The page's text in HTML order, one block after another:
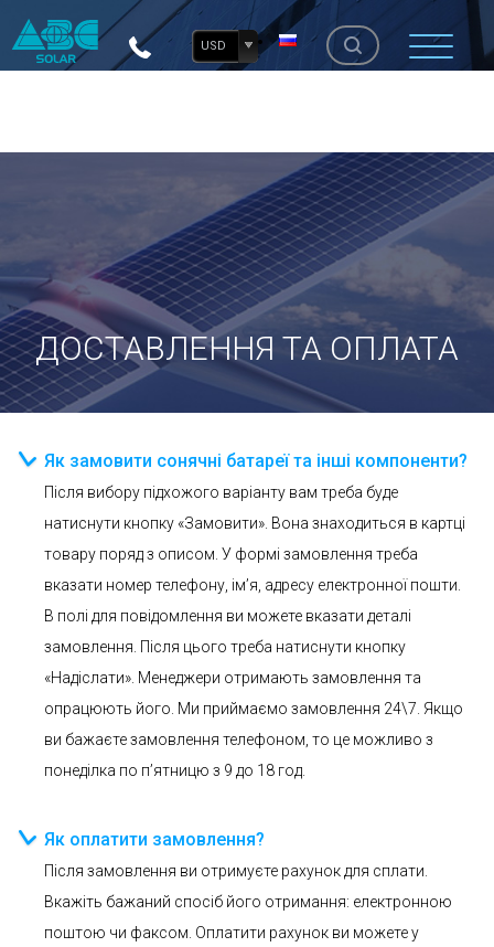
USD
ДОСТАВЛЕННЯ ТА ОПЛАТА
Як замовити сонячні батареї та інші компоненти?
Після вибору підхожого варіанту вам треба буде
натиснути кнопку «Замовити». Вона знаходиться в картці
товару поряд з описом. У формі замовлення треба
вказати номер телефону, ім’я, адресу електронної пошти.
В полі для повідомлення ви можете вказати деталі
замовлення. Після цього треба натиснути кнопку
«Надіслати». Менеджери отримають замовлення та
опрацюють його. Ми приймаємо замовлення 24\7. Якщо
ви бажаєте замовлення телефоном, то це можливо з
понеділка по п’ятницю з 9 до 18 год.
Як оплатити замовлення?
Після замовлення ви отримуєте рахунок для сплати.
Вкажіть бажаний спосіб його отримання: електронною
поштою чи факсом. Оплатити рахунок ви можете у